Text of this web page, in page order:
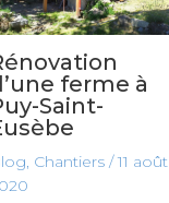
ferme à
Saint-
, Chantiers/11 août